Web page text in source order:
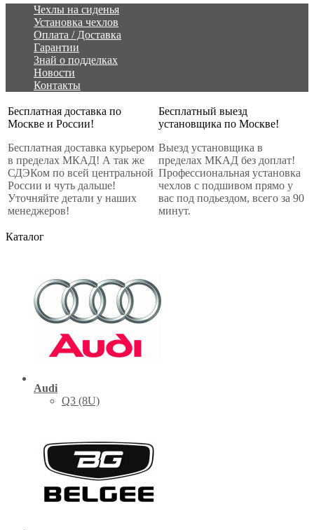
Чехлы на сиденья
Установка чехлов
Оплата / Доставка
Гарантии
Знай о подделках
Новости
Контакты
Бесплатная доставка по
Москве и России!
Бесплатная доставка курьером
в пределах МКАД! А так же
СДЭКом по всей центральной
России и чуть дальше!
Уточняйте детали у наших
менеджеров!
Бесплатный выезд
установщика по Москве!
Выезд установщика в
пределах МКАД без доплат!
Профессиональная установка
чехлов с подшивом прямо у
вас под подьездом, всего за 90
минут.
Каталог
Audi
Q3 (8U)